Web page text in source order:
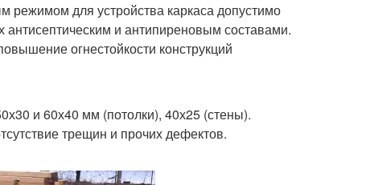
для устройства каркаса допустимо
и антипиреновым составами.
огнестойкости конструкций
и 60х40 мм (потолки), 40х25 (стены).
трещин и прочих дефектов.